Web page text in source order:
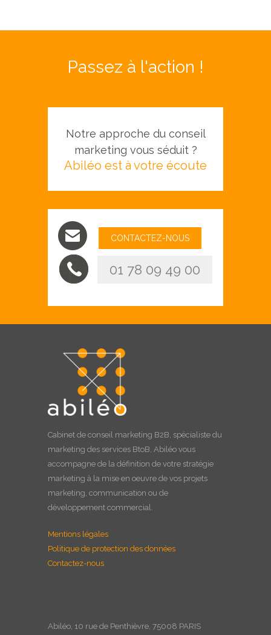
Passez à l'action !
Notre approche du conseil
marketing vous séduit ?
Abiléo est à votre écoute
CONTACTEZ-NOUS
01 78 09 49 00
Cabinet de conseil marketing B2B , spécialiste du
marketing des services BtoB, Abiléo vous
accompagne de la définition de votre stratégie
marketing à la mise en oeuvre de vos projets
marketing, communication ou de
développement commercial.
Mentions légales
Politique de protection des données
Contactez-nous
Abiléo, 10 rue de Penthièvre, 75008 PARIS